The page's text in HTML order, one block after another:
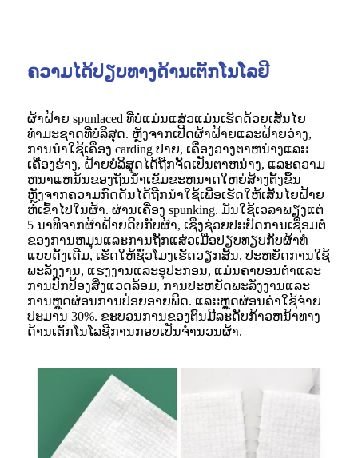
ຄວາມໄດ້ປຽບທາງດ້ານເຕັກໂນໂລຢີ
ຜ້າຝ້າຍ spunlaced ທີ່ບໍ່ແມ່ນແສ່ວແມ່ນເຮັດດ້ວຍເສັ້ນໄຍ
ທໍາມະຊາດທີ່ບໍລິສຸດ. ຫຼັງຈາກເປີດຜ້າຝ້າຍແລະຝ້າຍວ່າງ,
ການນໍາໃຊ້ເຄື່ອງ carding ປາຍ, ເຄື່ອງວາງຕາຫນ່າງແລະ
ເຄື່ອງຮ່າງ, ຝ້າຍບໍລິສຸດໄດ້ຖືກຈັດເປັນຕາຫນ່າງ, ແລະຄວາມ
ຫນາແຫນ້ນຂອງຖັນນ້ໍາເຂັມຂະຫນາດໃຫຍ່ສ້າງຕັ້ງຂຶ້ນ
ຫຼັງຈາກຄວາມກົດດັນໄດ້ຖືກນໍາໃຊ້ເພື່ອເຮັດໃຫ້ເສັ້ນໄຍຝ້າຍ
ຫໍ່ເຂົ້າໄປໃນຜ້າ. ຜ່ານເຄື່ອງ spunking. ມັນໃຊ້ເວລາພຽງແຕ່
5 ນາທີຈາກຜ້າຝ້າຍດິບກັບຜ້າ, ເຊິ່ງຊ່ວຍປະຢັດການເຊື່ອມຕໍ່
ຂອງການຫມຸນແລະການຖັກແສ່ວເມື່ອປຽບທຽບກັບຜ້າທໍ
ແບບດັ້ງເດີມ, ເຮັດໃຫ້ຊົ່ວໂມງເຮັດວຽກສັ້ນ, ປະຫຍັດການໃຊ້
ພະລັງງານ, ແຮງງານແລະອຸປະກອນ, ແມ່ນຄາບອນຕ່ໍາແລະ
ການປົກປ້ອງສິ່ງແວດລ້ອມ, ການປະຫຍັດພະລັງງານແລະ
ການຫຼຸດຜ່ອນການປ່ອຍອາຍພິດ. ແລະຫຼຸດຜ່ອນຄ່າໃຊ້ຈ່າຍ
ປະມານ 30%. ຂະບວນການຂອງຕົນມີລະດັບກ້າວຫນ້າທາງ
ດ້ານເຕັກໂນໂລຊີການກອບເປັນຈໍານວນຜ້າ.